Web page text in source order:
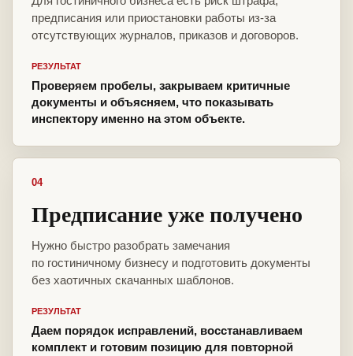
предписания или приостановки работы из-за
отсутствующих журналов, приказов и договоров.
РЕЗУЛЬТАТ
Проверяем пробелы, закрываем критичные
документы и объясняем, что показывать
инспектору именно на этом объекте.
04
Предписание уже получено
Нужно быстро разобрать замечания
по гостиничному бизнесу и подготовить документы
без хаотичных скачанных шаблонов.
РЕЗУЛЬТАТ
Даем порядок исправлений, восстанавливаем
комплект и готовим позицию для повторной